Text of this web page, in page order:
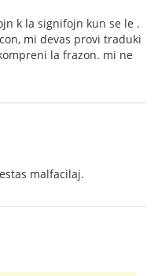
k la signifojn kun se le .
mi devas provi traduki
la frazon. mi ne
malfacilaj.